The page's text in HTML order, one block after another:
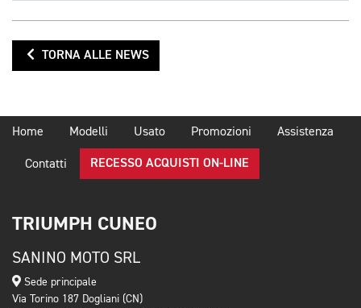
TORNA ALLE NEWS
Home Modelli Usato Promozioni Assistenza
Contatti RECESSO ACQUISTI ON-LINE
TRIUMPH CUNEO
SANINO MOTO SRL
Sede principale
Via Torino 187 Dogliani (CN)